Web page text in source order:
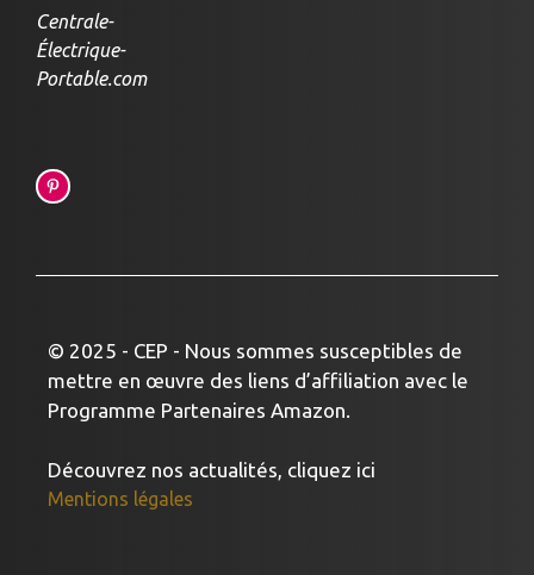
Centrale-
Électrique-
Portable.com
© 2025 - CEP - Nous sommes susceptibles de
mettre en œuvre des liens d’affiliation avec le
Programme Partenaires Amazon.
Découvrez nos actualités, cliquez ici
Mentions légales